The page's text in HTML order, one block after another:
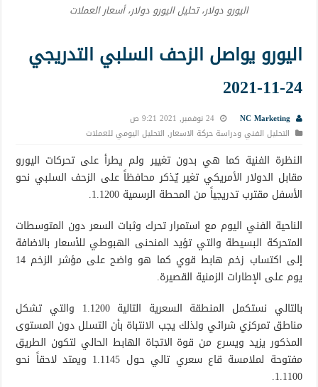
اليورو دولار، تحليل اليورو دولار، أسعار العملات
اليورو يواصل الزحف السلبي التدريجي
24-11-2021
NC Marketing
24 نوفمبر, 2021 9:21 ص
التحليل الفني ودراسة حركة الاسعار, التحليل اليومي للعملات
النظرة الفنية كما هي بدون تغيير ولم يطرأ على تحركات اليورو
مقابل الدولار الأمريكي تغير يٌذكر محافظاً على الزحف السلبي نحو
الأسفل مقترب تدريجياً من المحطة الرسمية 1.1200.
الناحية الفني اليوم مع استمرار تحرك وثبات السعر دون المتوسطات
المتحركة البسيطة والتي تؤيد المنحنى الهبوطي للأسعار بالاضافة
إلى اكتساب زخم هابط قوي كما هو واضح على مؤشر الزخم 14
يوم على الإطارات الزمنية القصيرة.
بالتالي نستكمل المنطقة السعرية التالية 1.1200 والتي تشكل
مناطق تمركزي شرائي ولذلك يجب الانتباة بأن التسلل دون المستوى
المذكور يزيد ويسرع من قوة الاتجاة الهابط الحالي لتكون الطريق
مفتوحة لملامسة قاع سعري تالي حول 1.1145 ويمتد لاحقاً نحو
1.1100.